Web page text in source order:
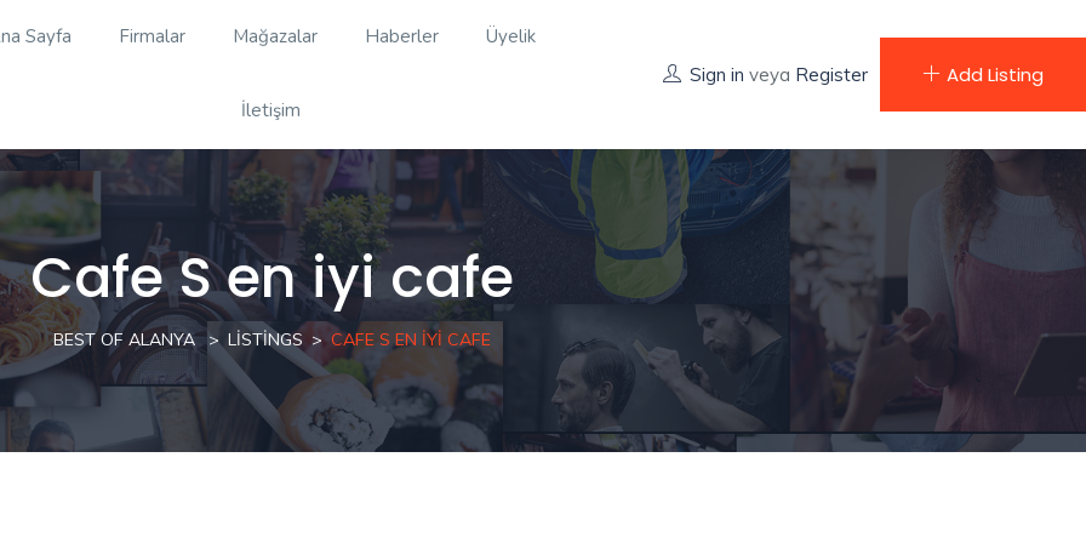
Sayfa Firmalar Mağazalar Haberler Üyelik
İletişim
Sign in veya Register Add Listing
Cafe S en iyi cafe
BEST OF ALANYA LISTINGS CAFE S EN IYI CAFE